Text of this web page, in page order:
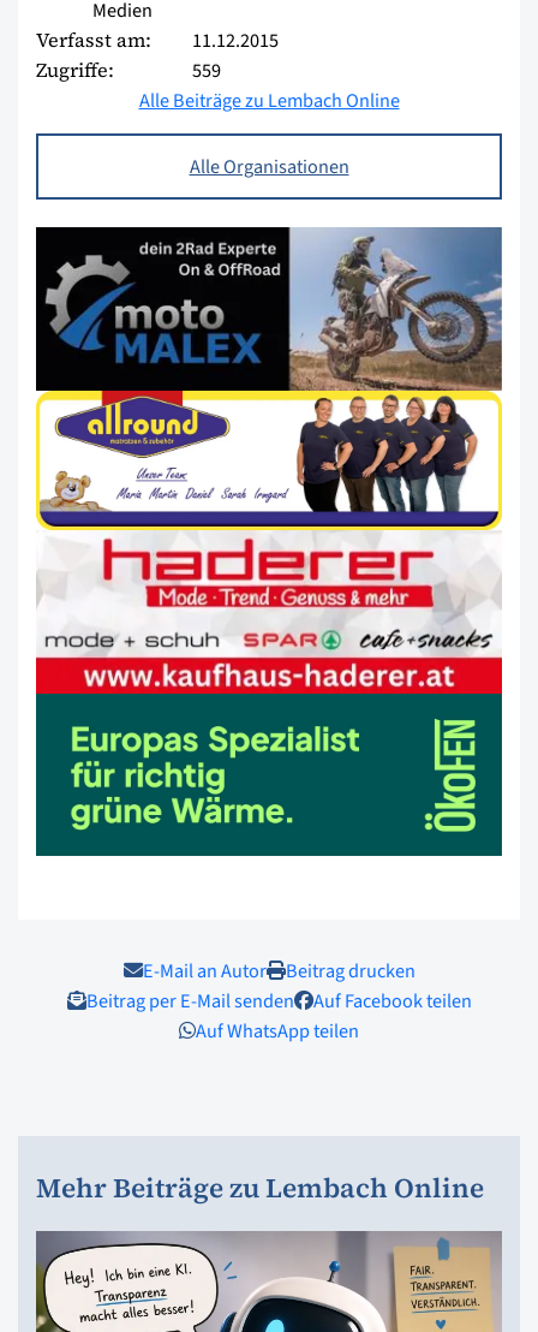
Medien
Verfasst am: 11.12.2015
Zugriffe:
559
Alle Beiträge zu Lembach Online
Alle Organisationen
E-Mail an Autor
Beitrag drucken
Beitrag per E-Mail senden
Auf Facebook teilen
Auf WhatsApp teilen
Mehr Beiträge zu Lembach Online